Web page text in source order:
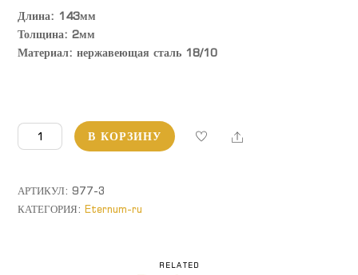
Длина: 143мм
Толщина: 2мм
Материал: нержавеющая сталь 18/10
Количество
товара
Чайная
ложка
В КОРЗИНУ Share
АРТИКУЛ:977-3
КАТЕГОРИЯ:Eternum-ru
RELATED